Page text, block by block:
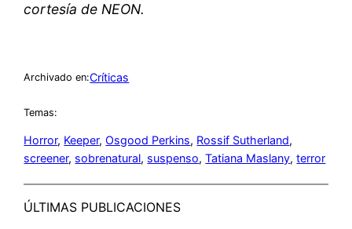
cortesía de NEON.
Archivado en:Críticas
Temas:
Horror, Keeper, Osgood Perkins, Rossif Sutherland
screener, sobrenatural, suspenso, Tatiana Maslany, terror
ÚLTIMAS PUBLICACIONES